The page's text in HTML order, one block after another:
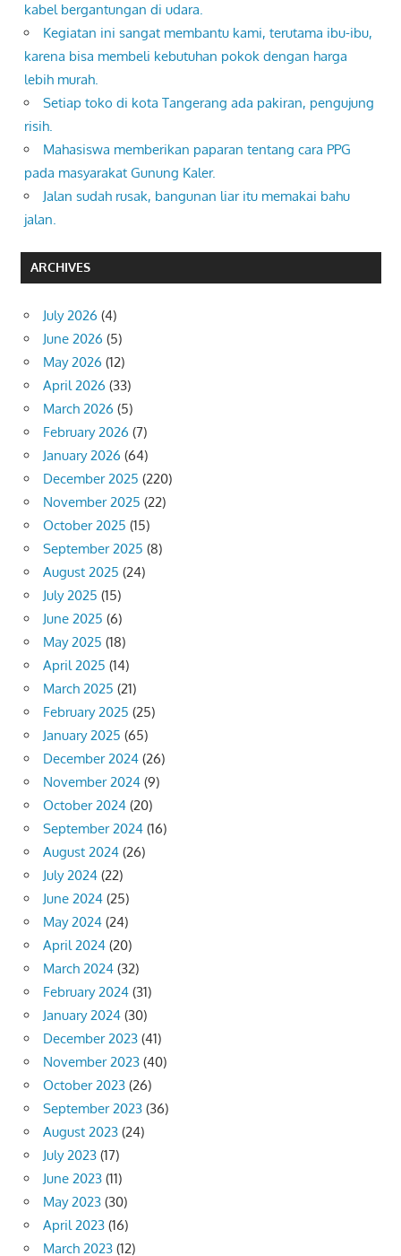
kabel bergantungan di udara.
Kegiatan ini sangat membantu kami, terutama ibu-ibu,
karena bisa membeli kebutuhan pokok dengan harga
lebih murah.
Setiap toko di kota Tangerang ada pakiran, pengujung
risih.
Mahasiswa memberikan paparan tentang cara PPG
pada masyarakat Gunung Kaler.
Jalan sudah rusak, bangunan liar itu memakai bahu
jalan.
ARCHIVES
July 2026 (4)
June 2026 (5)
May 2026 (12)
April 2026 (33)
March 2026 (5)
February 2026 (7)
January 2026 (64)
December 2025 (220)
November 2025 (22)
October 2025 (15)
September 2025 (8)
August 2025 (24)
July 2025 (15)
June 2025 (6)
May 2025 (18)
April 2025 (14)
March 2025 (21)
February 2025 (25)
January 2025 (65)
December 2024 (26)
November 2024 (9)
October 2024 (20)
September 2024 (16)
August 2024 (26)
July 2024 (22)
June 2024 (25)
May 2024 (24)
April 2024 (20)
March 2024 (32)
February 2024 (31)
January 2024 (30)
December 2023 (41)
November 2023 (40)
October 2023 (26)
September 2023 (36)
August 2023 (24)
July 2023 (17)
June 2023 (11)
May 2023 (30)
April 2023 (16)
March 2023 (12)